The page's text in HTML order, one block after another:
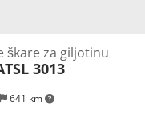
641 km
škare za giljotinu
3013